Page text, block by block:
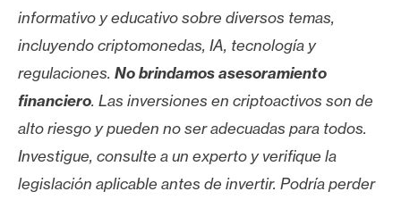
informativo y educativo sobre diversos temas,
incluyendo criptomonedas, IA, tecnología y
regulaciones. No brindamos asesoramiento
financiero. Las inversiones en criptoactivos son de
alto riesgo y pueden no ser adecuadas para todos.
Investigue, consulte a un experto y verifique la
legislación aplicable antes de invertir. Podría perder